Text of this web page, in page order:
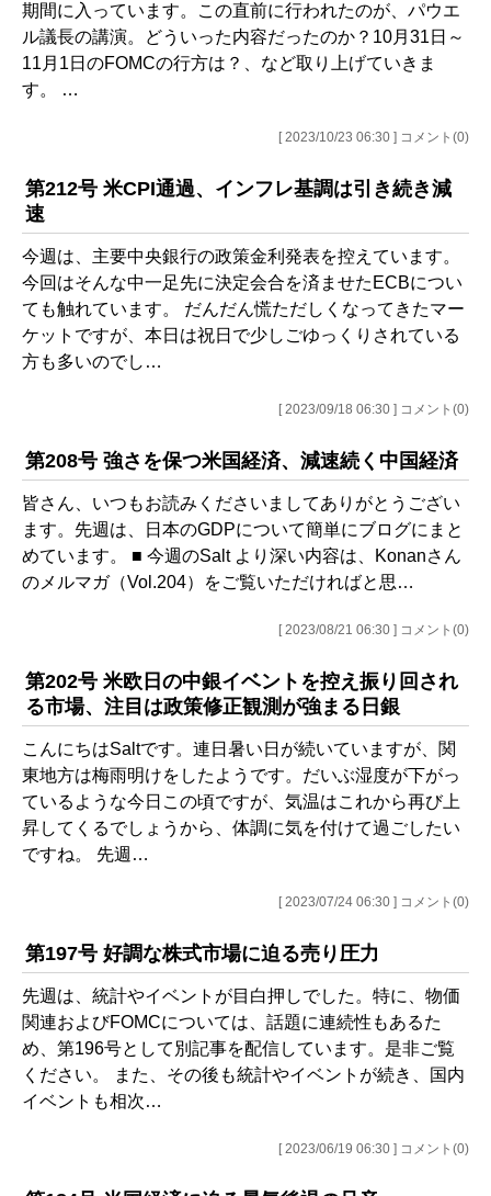
期間に入っています。この直前に行われたのが、パウエ
ル議長の講演。どういった内容だったのか？10月31日～
11月1日のFOMCの行方は？、など取り上げていきま
す。 …
[ 2023/10/23 06:30 ] コメント(0)
第212号 米CPI通過、インフレ基調は引き続き減
速
今週は、主要中央銀行の政策金利発表を控えています。
今回はそんな中一足先に決定会合を済ませたECBについ
ても触れています。 だんだん慌ただしくなってきたマー
ケットですが、本日は祝日で少しごゆっくりされている
方も多いのでし…
[ 2023/09/18 06:30 ] コメント(0)
第208号 強さを保つ米国経済、減速続く中国経済
皆さん、いつもお読みくださいましてありがとうござい
ます。先週は、日本のGDPについて簡単にブログにまと
めています。 ■ 今週のSalt より深い内容は、Konanさん
のメルマガ（Vol.204）をご覧いただければと思…
[ 2023/08/21 06:30 ] コメント(0)
第202号 米欧日の中銀イベントを控え振り回され
る市場、注目は政策修正観測が強まる日銀
こんにちはSaltです。連日暑い日が続いていますが、関
東地方は梅雨明けをしたようです。だいぶ湿度が下がっ
ているような今日この頃ですが、気温はこれから再び上
昇してくるでしょうから、体調に気を付けて過ごしたい
ですね。 先週…
[ 2023/07/24 06:30 ] コメント(0)
第197号 好調な株式市場に迫る売り圧力
先週は、統計やイベントが目白押しでした。特に、物価
関連およびFOMCについては、話題に連続性もあるた
め、第196号として別記事を配信しています。是非ご覧
ください。 また、その後も統計やイベントが続き、国内
イベントも相次…
[ 2023/06/19 06:30 ] コメント(0)